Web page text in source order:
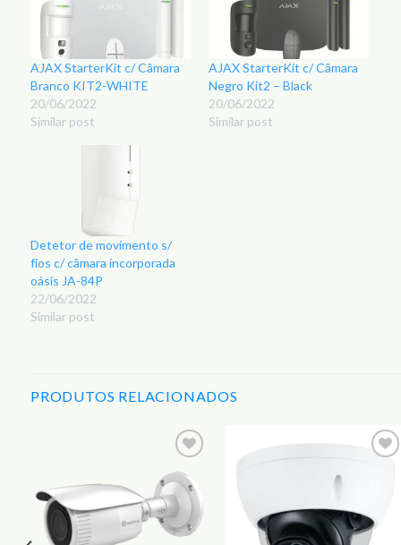
AJAX StarterKit c/ Câmara
Branco KIT2-WHITE
20/06/2022
Similar post
AJAX StarterKit c/ Câmara
Negro Kit2 – Black
20/06/2022
Similar post
Detetor de movimento s/
fios c/ câmara incorporada
oásis JA-84P
22/06/2022
Similar post
PRODUTOS RELACIONADOS
Adicionar
aos
Favoritos